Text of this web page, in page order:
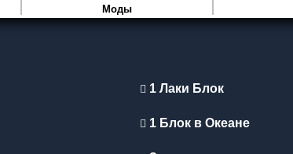
Моды
1 Лаки Блок
1 Блок в Океане